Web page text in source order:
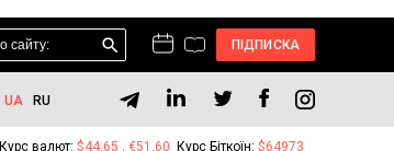
ПІДПИСКА
UA RU
Курс валют: $44,65 , €51,60 Курс Біткоїн: $64973